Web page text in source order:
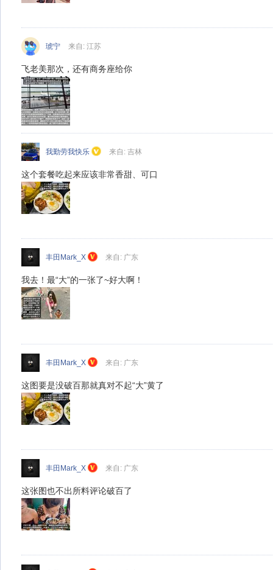
琥宁 来自: 江苏
飞老美那次，还有商务座给你
我勤劳我快乐 来自: 吉林
这个套餐吃起来应该非常香甜、可口
丰田Mark_X 来自: 广东
我去！最“大”的一张了~好大啊！
丰田Mark_X 来自: 广东
这图要是没破百那就真对不起“大”黄了
丰田Mark_X 来自: 广东
这张图也不出所料评论破百了